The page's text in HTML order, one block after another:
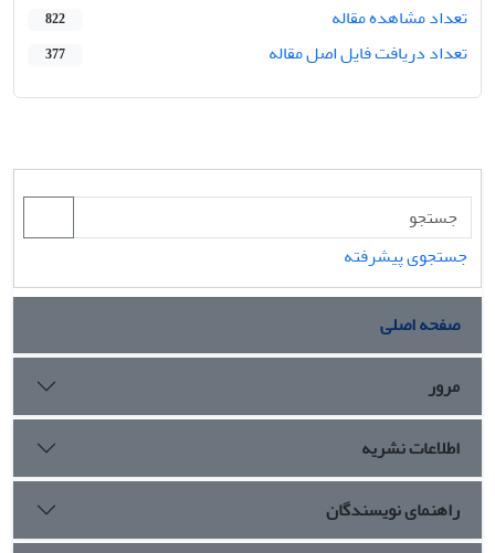
تعداد مشاهده مقاله
822
تعداد دریافت فایل اصل مقاله 377
جستجوی پیشرفته
صفحه اصلی
مرور
اطلاعات نشریه
راهنمای نویسندگان